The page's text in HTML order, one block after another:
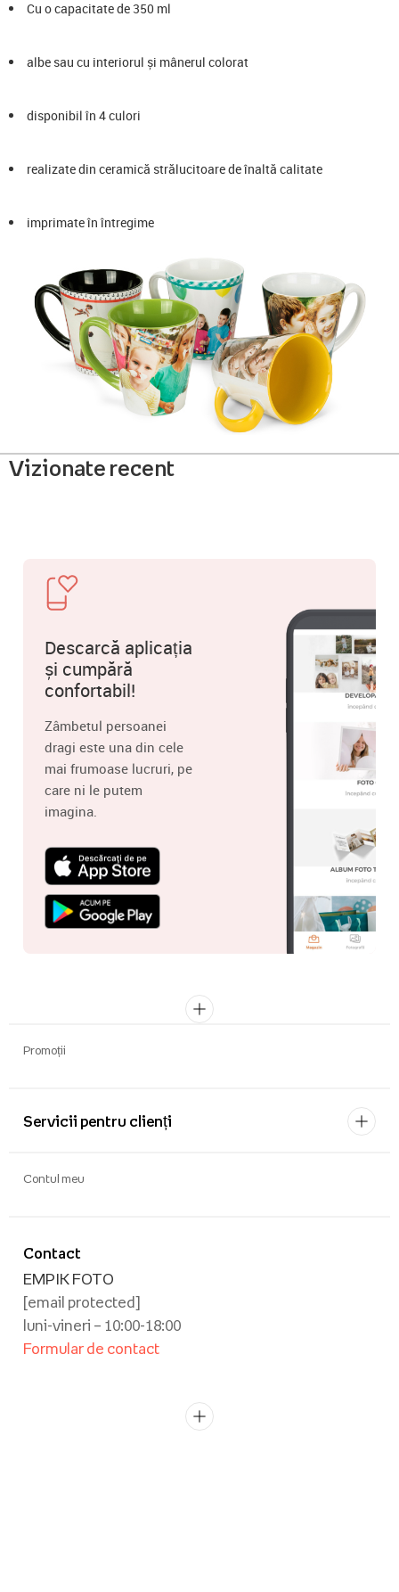
Cu o capacitate de 350 ml
albe sau cu interiorul și mânerul colorat
disponibil în 4 culori
realizate din ceramică strălucitoare de înaltă calitate
imprimate în întregime
Vizionate recent
Descarcă aplicația
și cumpără
confortabil!
Zâmbetul persoanei
dragi este una din cele
mai frumoase lucruri, pe
care ni le putem
imagina.
Promoții
Servicii pentru clienți
Contact
EMPIK FOTO
[email protected]
luni-vineri – 10:00-18:00
Formular de contact
Contul meu